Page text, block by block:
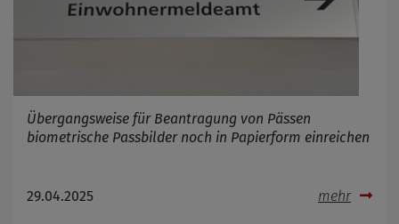
Übergangsweise für Beantragung von Pässen
biometrische Passbilder noch in Papierform einreichen
29.04.2025 mehr